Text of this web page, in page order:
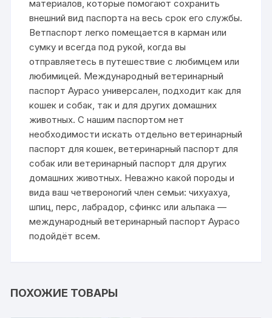
материалов, которые помогают сохранить
внешний вид паспорта на весь срок его службы.
Ветпаспорт легко помещается в карман или
сумку и всегда под рукой, когда вы
отправляетесь в путешествие с любимцем или
любимицей. Международный ветеринарный
паспорт Аурасо универсален, подходит как для
кошек и собак, так и для других домашних
животных. С нашим паспортом нет
необходимости искать отдельно ветеринарный
паспорт для кошек, ветеринарный паспорт для
собак или ветеринарный паспорт для других
домашних животных. Неважно какой породы и
вида ваш четвероногий член семьи: чихуахуа,
шпиц, перс, лабрадор, сфинкс или альпака —
международный ветеринарный паспорт Аурасо
подойдёт всем.
ПОХОЖИЕ ТОВАРЫ